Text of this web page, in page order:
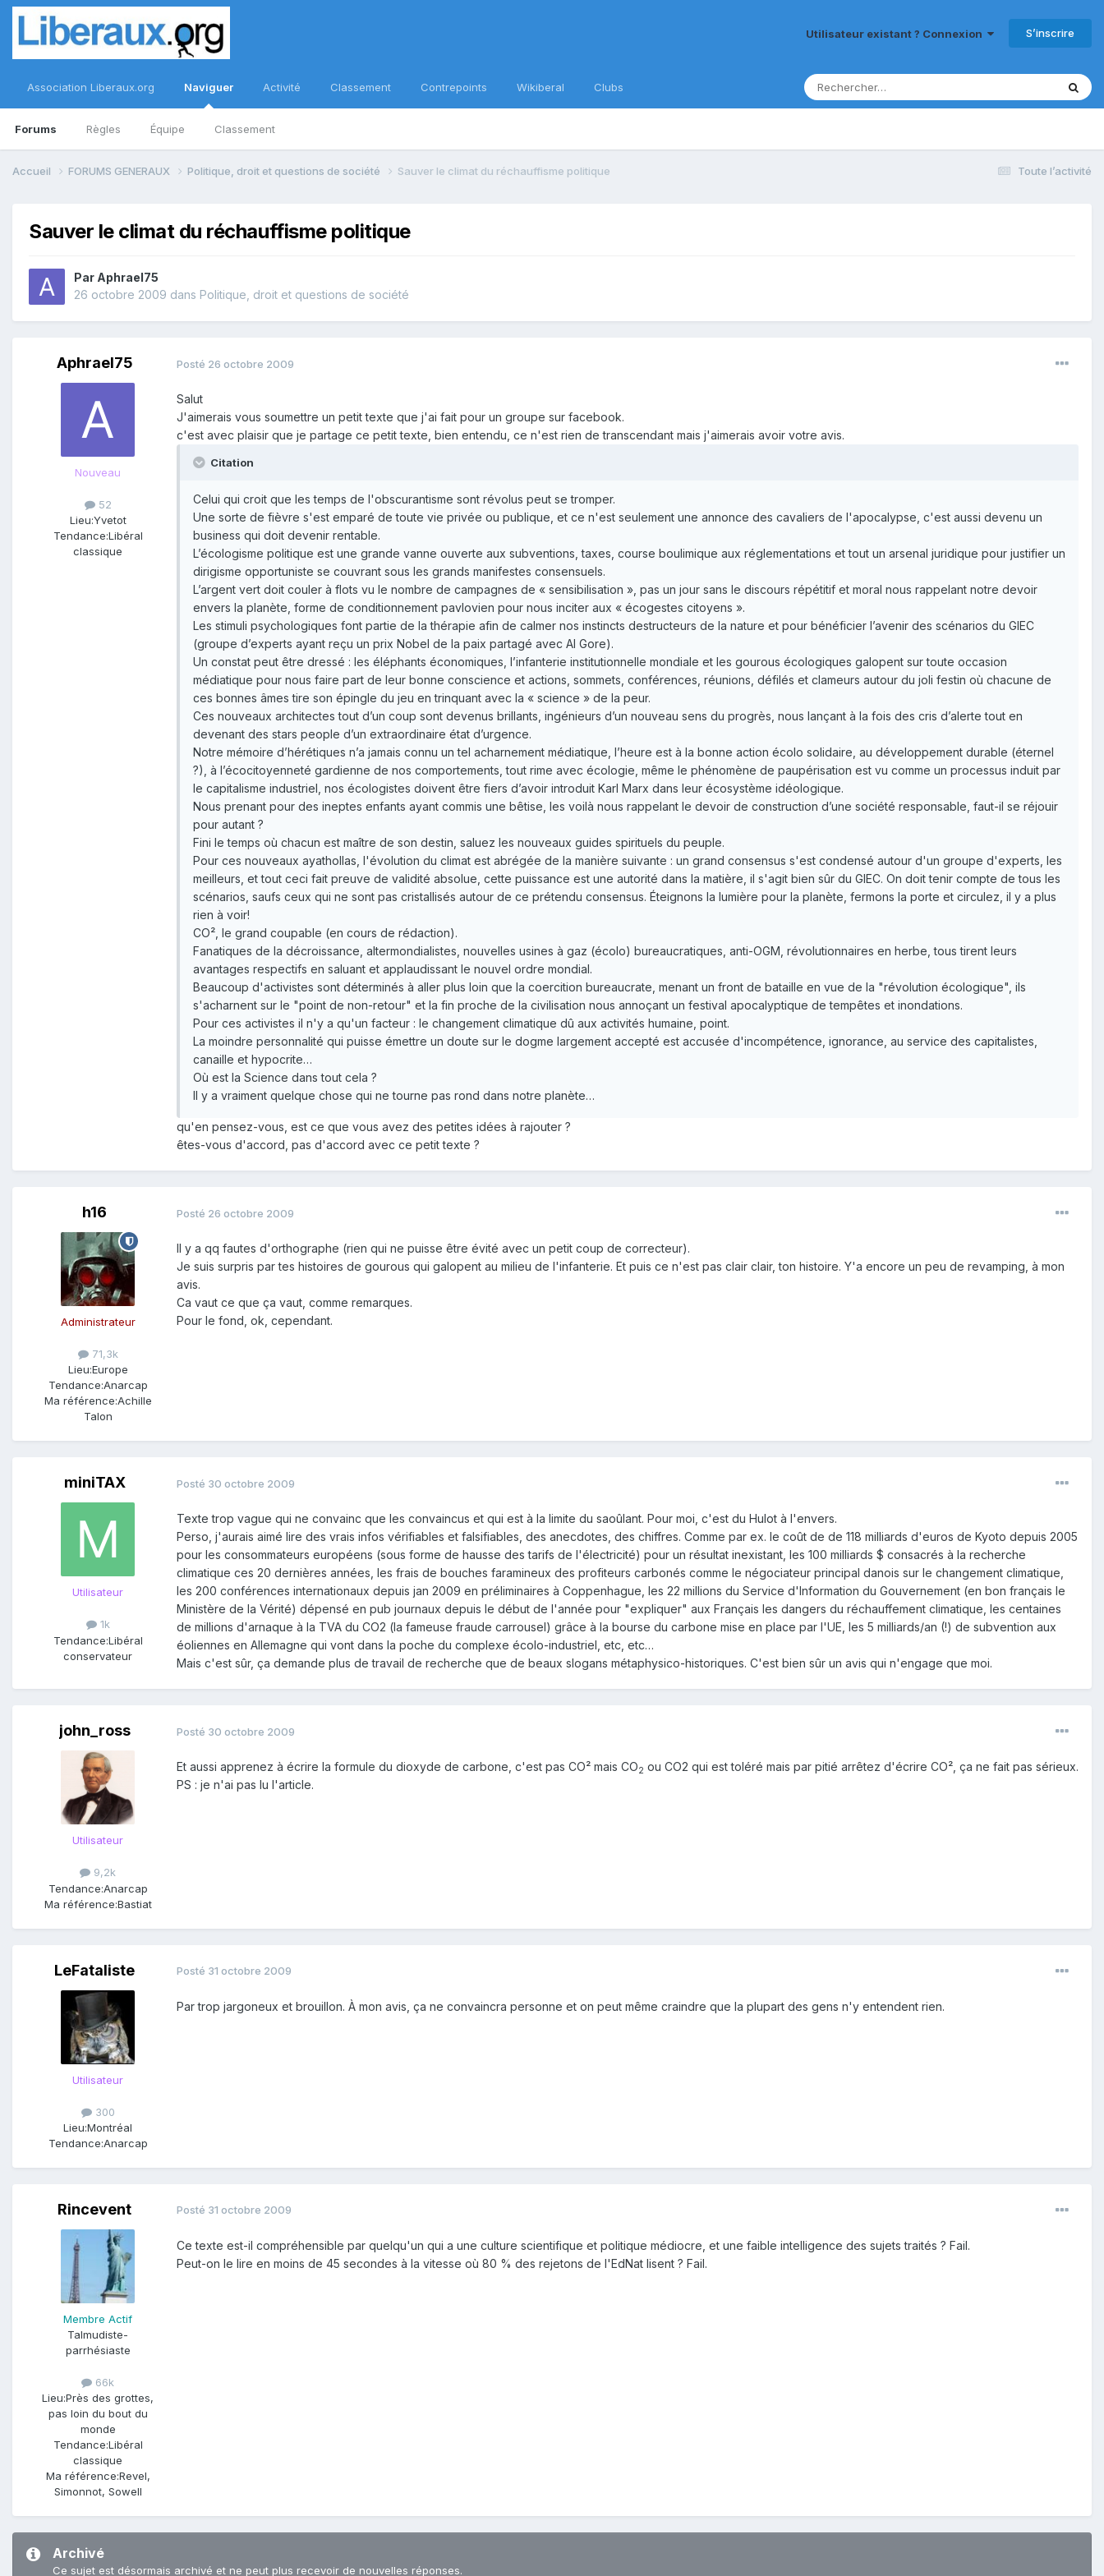
Utilisateur existant ? Connexion S’inscrire
Association Liberaux.org Naviguer
Forums Règles Équipe Classement
Activité Classement Contrepoints Wikiberal Clubs
Toute l’activité
Accueil FORUMS GENERAUX Politique, droit et questions de société Sauver le climat du réchauffisme politique
Sauver le climat du réchauffisme politique
Par Aphrael75
26 octobre 2009 dans Politique, droit et questions de société
Aphrael75
Nouveau
52
Lieu:Yvetot
Tendance:Libéral
classique
Posté 26 octobre 2009
Salut
J'aimerais vous soumettre un petit texte que j'ai fait pour un groupe sur facebook.
c'est avec plaisir que je partage ce petit texte, bien entendu, ce n'est rien de transcendant mais j'aimerais avoir votre avis.
Citation
Celui qui croit que les temps de l'obscurantisme sont révolus peut se tromper.
Une sorte de fièvre s'est emparé de toute vie privée ou publique, et ce n'est seulement une annonce des cavaliers de l'apocalypse, c'est aussi devenu un
business qui doit devenir rentable.
L’écologisme politique est une grande vanne ouverte aux subventions, taxes, course boulimique aux réglementations et tout un arsenal juridique pour justifier un
dirigisme opportuniste se couvrant sous les grands manifestes consensuels.
L’argent vert doit couler à flots vu le nombre de campagnes de « sensibilisation », pas un jour sans le discours répétitif et moral nous rappelant notre devoir
envers la planète, forme de conditionnement pavlovien pour nous inciter aux « écogestes citoyens ».
Les stimuli psychologiques font partie de la thérapie afin de calmer nos instincts destructeurs de la nature et pour bénéficier l’avenir des scénarios du GIEC
(groupe d’experts ayant reçu un prix Nobel de la paix partagé avec Al Gore).
Un constat peut être dressé : les éléphants économiques, l’infanterie institutionnelle mondiale et les gourous écologiques galopent sur toute occasion
médiatique pour nous faire part de leur bonne conscience et actions, sommets, conférences, réunions, défilés et clameurs autour du joli festin où chacune de
ces bonnes âmes tire son épingle du jeu en trinquant avec la « science » de la peur.
Ces nouveaux architectes tout d’un coup sont devenus brillants, ingénieurs d’un nouveau sens du progrès, nous lançant à la fois des cris d’alerte tout en
devenant des stars people d’un extraordinaire état d’urgence.
Notre mémoire d’hérétiques n’a jamais connu un tel acharnement médiatique, l’heure est à la bonne action écolo solidaire, au développement durable (éternel
?), à l’écocitoyenneté gardienne de nos comportements, tout rime avec écologie, même le phénomène de paupérisation est vu comme un processus induit par
le capitalisme industriel, nos écologistes doivent être fiers d’avoir introduit Karl Marx dans leur écosystème idéologique.
Nous prenant pour des ineptes enfants ayant commis une bêtise, les voilà nous rappelant le devoir de construction d’une société responsable, faut-il se réjouir
pour autant ?
Fini le temps où chacun est maître de son destin, saluez les nouveaux guides spirituels du peuple.
Pour ces nouveaux ayathollas, l'évolution du climat est abrégée de la manière suivante : un grand consensus s'est condensé autour d'un groupe d'experts, les
meilleurs, et tout ceci fait preuve de validité absolue, cette puissance est une autorité dans la matière, il s'agit bien sûr du GIEC. On doit tenir compte de tous les
scénarios, saufs ceux qui ne sont pas cristallisés autour de ce prétendu consensus. Éteignons la lumière pour la planète, fermons la porte et circulez, il y a plus
rien à voir!
CO², le grand coupable (en cours de rédaction).
Fanatiques de la décroissance, altermondialistes, nouvelles usines à gaz (écolo) bureaucratiques, anti-OGM, révolutionnaires en herbe, tous tirent leurs
avantages respectifs en saluant et applaudissant le nouvel ordre mondial.
Beaucoup d'activistes sont déterminés à aller plus loin que la coercition bureaucrate, menant un front de bataille en vue de la "révolution écologique", ils
s'acharnent sur le "point de non-retour" et la fin proche de la civilisation nous annoçant un festival apocalyptique de tempêtes et inondations.
Pour ces activistes il n'y a qu'un facteur : le changement climatique dû aux activités humaine, point.
La moindre personnalité qui puisse émettre un doute sur le dogme largement accepté est accusée d'incompétence, ignorance, au service des capitalistes,
canaille et hypocrite…
Où est la Science dans tout cela ?
Il y a vraiment quelque chose qui ne tourne pas rond dans notre planète…
qu'en pensez-vous, est ce que vous avez des petites idées à rajouter ?
êtes-vous d'accord, pas d'accord avec ce petit texte ?
h16
Administrateur
71,3k
Lieu:Europe
Tendance:Anarcap
Ma référence:Achille
Talon
Posté 26 octobre 2009
Il y a qq fautes d'orthographe (rien qui ne puisse être évité avec un petit coup de correcteur).
Je suis surpris par tes histoires de gourous qui galopent au milieu de l'infanterie. Et puis ce n'est pas clair clair, ton histoire. Y'a encore un peu de revamping, à mon
avis.
Ca vaut ce que ça vaut, comme remarques.
Pour le fond, ok, cependant.
miniTAX
Utilisateur
1k
Tendance:Libéral
conservateur
Posté 30 octobre 2009
Texte trop vague qui ne convainc que les convaincus et qui est à la limite du saoûlant. Pour moi, c'est du Hulot à l'envers.
Perso, j'aurais aimé lire des vrais infos vérifiables et falsifiables, des anecdotes, des chiffres. Comme par ex. le coût de de 118 milliards d'euros de Kyoto depuis 2005
pour les consommateurs européens (sous forme de hausse des tarifs de l'électricité) pour un résultat inexistant, les 100 milliards $ consacrés à la recherche
climatique ces 20 dernières années, les frais de bouches faramineux des profiteurs carbonés comme le négociateur principal danois sur le changement climatique,
les 200 conférences internationaux depuis jan 2009 en préliminaires à Coppenhague, les 22 millions du Service d'Information du Gouvernement (en bon français le
Ministère de la Vérité) dépensé en pub journaux depuis le début de l'année pour "expliquer" aux Français les dangers du réchauffement climatique, les centaines
de millions d'arnaque à la TVA du CO2 (la fameuse fraude carrousel) grâce à la bourse du carbone mise en place par l'UE, les 5 milliards/an (!) de subvention aux
éoliennes en Allemagne qui vont dans la poche du complexe écolo-industriel, etc, etc…
Mais c'est sûr, ça demande plus de travail de recherche que de beaux slogans métaphysico-historiques. C'est bien sûr un avis qui n'engage que moi.
john_ross
Utilisateur
9,2k
Tendance:Anarcap
Ma référence:Bastiat
Posté 30 octobre 2009
Et aussi apprenez à écrire la formule du dioxyde de carbone, c'est pas CO² mais CO2 ou CO2 qui est toléré mais par pitié arrêtez d'écrire CO², ça ne fait pas sérieux.
PS : je n'ai pas lu l'article.
LeFataliste
Utilisateur
300
Lieu:Montréal
Tendance:Anarcap
Posté 31 octobre 2009
Par trop jargoneux et brouillon. À mon avis, ça ne convaincra personne et on peut même craindre que la plupart des gens n'y entendent rien.
Rincevent
Membre Actif
Talmudiste-
parrhésiaste
66k
Lieu:Près des grottes,
pas loin du bout du
monde
Tendance:Libéral
classique
Ma référence:Revel,
Simonnot, Sowell
Posté 31 octobre 2009
Ce texte est-il compréhensible par quelqu'un qui a une culture scientifique et politique médiocre, et une faible intelligence des sujets traités ? Fail.
Peut-on le lire en moins de 45 secondes à la vitesse où 80 % des rejetons de l'EdNat lisent ? Fail.
Archivé
Ce sujet est désormais archivé et ne peut plus recevoir de nouvelles réponses.